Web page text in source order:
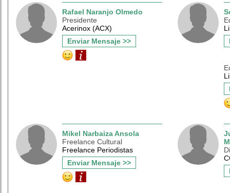
Rafael Naranjo Olmedo
Presidente
Acerinox (ACX)
Enviar Mensaje >>
Mikel Narbaiza Ansola
Freelance Cultural
Freelance Periodistas
Enviar Mensaje >>